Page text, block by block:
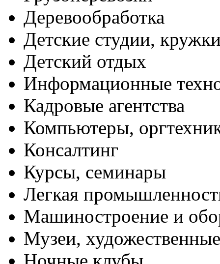
Деревообработка
Детские студии,
Детский отдых
Информационные
Кадровые агентства
Компьютеры,
Консалтинг
Курсы, семинары
Легкая
Машиностроение и
Музеи,